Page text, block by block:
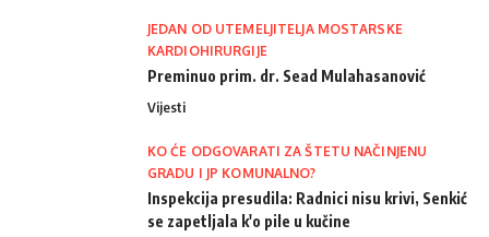
JEDAN OD UTEMELJITELJA MOSTARSKE
KARDIOHIRURGIJE
Preminuo prim. dr. Sead Mulahasanović
Vijesti
KO ĆE ODGOVARATI ZA ŠTETU NAČINJENU
GRADU I JP KOMUNALNO?
Inspekcija presudila: Radnici nisu krivi, Senkić
se zapetljala k'o pile u kučine